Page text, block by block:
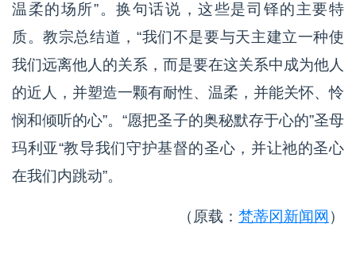
温柔的场所”。换句话说，这些是司铎的主要特
质。教宗总结道，“我们不是要与天主建立一种使
我们远离他人的关系，而是要在这关系中成为他人
的近人，并塑造一颗有耐性、温柔，并能关怀、怜
悯和倾听的心”。“愿把圣子的奥秘默存于心的”圣母
玛利亚“教导我们守护基督的圣心，并让祂的圣心
在我们内跳动”。
（原载： 梵蒂冈新闻网 ）